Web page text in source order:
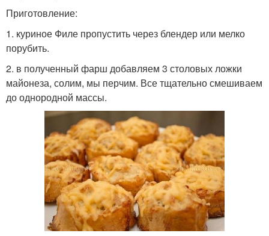
Приготовление:
1. куриное Филе пропустить через блендер или мелко
порубить.
2. в полученный фарш добавляем 3 столовых ложки
майонеза, солим, мы перчим. Все тщательно смешиваем
до однородной массы.